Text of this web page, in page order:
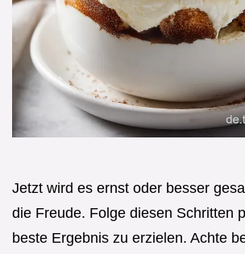
Jetzt wird es ernst oder besser
die Freude. Folge diesen Schritten
beste Ergebnis zu erzielen. Achte